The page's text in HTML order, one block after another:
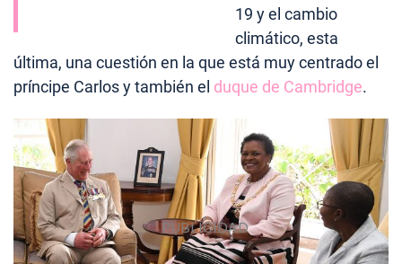
19 y el cambio
climático, esta
última, una cuestión en la que está muy centrado el
príncipe Carlos y también el duque de Cambridge.